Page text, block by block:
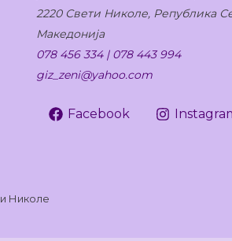
2220 Свети Николе, Република
Македонија
078 456 334 | 078 443 994
giz_zeni@yahoo.com
Facebook
Николе